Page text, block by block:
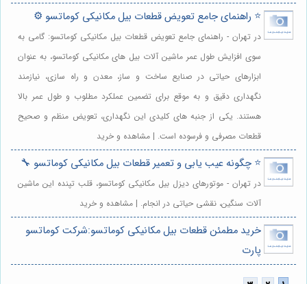
⭐️ راهنمای جامع تعویض قطعات بیل مکانیکی کوماتسو ⚙️
در تهران - راهنمای جامع تعویض قطعات بیل مکانیکی کوماتسو: گامی به
سوی افزایش طول عمر ماشین آلات بیل های مکانیکی کوماتسو، به عنوان
ابزارهای حیاتی در صنایع ساخت و ساز، معدن و راه سازی، نیازمند
نگهداری دقیق و به موقع برای تضمین عملکرد مطلوب و طول عمر بالا
هستند. یکی از جنبه های کلیدی این نگهداری، تعویض منظم و صحیح
قطعات مصرفی و فرسوده است. | مشاهده و خرید
⭐️ چگونه عیب یابی و تعمیر قطعات بیل مکانیکی کوماتسو 🔧
در تهران - موتورهای دیزل بیل مکانیکی کوماتسو، قلب تپنده این ماشین
آلات سنگین، نقشی حیاتی در انجام. | مشاهده و خرید
خرید مطمئن قطعات بیل مکانیکی کوماتسو:شرکت کوماتسو
پارت